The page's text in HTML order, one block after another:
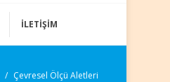
İLETİŞİM
Çevresel Ölçü Aletleri